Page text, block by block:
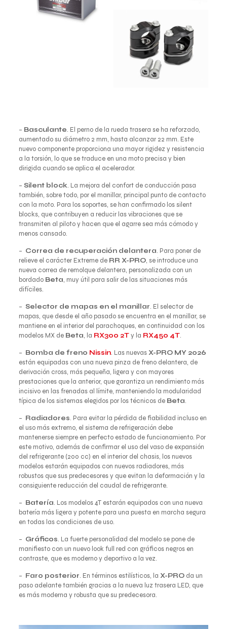
– Basculante. El perno de la rueda trasera se ha reforzado,
aumentado su diámetro 2 mm, hasta alcanzar 22 mm. Este
nuevo componente proporciona una mayor rigidez y resistencia
a la torsión, lo que se traduce en una moto precisa y bien
dirigida cuando se aplica el acelerador.
– Silent block. La mejora del confort de conducción pasa
también, sobre todo, por el manillar, principal punto de contacto
con la moto. Para los soportes, se han confirmado los silent
blocks, que contribuyen a reducir las vibraciones que se
transmiten al piloto y hacen que el agarre sea más cómodo y
menos cansado.
– Correa de recuperación delantera. Para poner de
relieve el carácter Extreme de RR X-PRO, se introduce una
nueva correa de remolque delantera, personalizada con un
bordado Beta, muy útil para salir de las situaciones más
difíciles.
– Selector de mapas en el manillar. El selector de
mapas, que desde el año pasado se encuentra en el manillar, se
mantiene en el interior del parachoques, en continuidad con los
modelos MX de Beta, la RX300 2Ty la RX450 4T.
– Bomba de freno Nissin. Las nuevasX-PRO MY 2026
están equipadas con una nueva pinza de freno delantera, de
derivación cross, más pequeña, ligera y con mayores
prestaciones que la anterior, que garantiza un rendimiento más
incisivo en las frenadas al límite, manteniendo la modularidad
típica de los sistemas elegidos por los técnicos de Beta.
– Radiadores. Para evitar la pérdida de fiabilidad incluso en
el uso más extremo, el sistema de refrigeración debe
mantenerse siempre en perfecto estado de funcionamiento. Por
este motivo, además de confirmar el uso del vaso de expansión
del refrigerante (200 cc) en el interior del chasis, los nuevos
modelos estarán equipados con nuevos radiadores, más
robustos que sus predecesores y que evitan la deformación y la
consiguiente reducción del caudal de refrigerante.
– Batería. Los modelos 4T estarán equipados con una nueva
batería más ligera y potente para una puesta en marcha segura
en todas las condiciones de uso.
– Gráficos. La fuerte personalidad del modelo se pone de
manifiesto con un nuevo look full red con gráficos negros en
contraste, que es moderno y deportivo a la vez.
– Faro posterior. En términos estilísticos, la X-PROda un
paso adelante también gracias a la nueva luz trasera LED, que
es más moderna y robusta que su predecesora.